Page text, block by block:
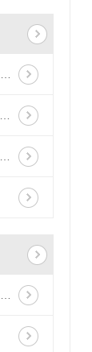
陕西毅邦源保温材料厂家 泡沫板 聚苯板
陕西毅邦源EPS泡沫板厂家
陕西EPS泡沫板整车发出
陕西发泡水泥保温板哪家好